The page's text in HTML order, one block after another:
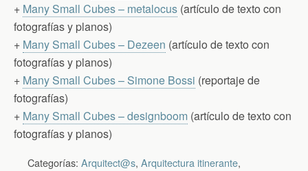
+ Many Small Cubes – metalocus (artículo de texto con
fotografías y planos)
+ Many Small Cubes – Dezeen (artículo de texto con
fotografías y planos)
+ Many Small Cubes – Simone Bossi (reportaje de
fotografías)
+ Many Small Cubes – designboom (artículo de texto con
fotografías y planos)
Categorías: Arquitect@s, Arquitectura itinerante,